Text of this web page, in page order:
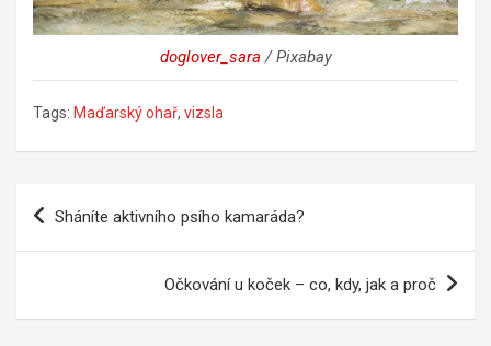
doglover_sara / Pixabay
Tags: Maďarský ohař, vizsla
Navigace
Sháníte aktivního psího kamaráda?
Očkování u koček – co, kdy, jak a proč